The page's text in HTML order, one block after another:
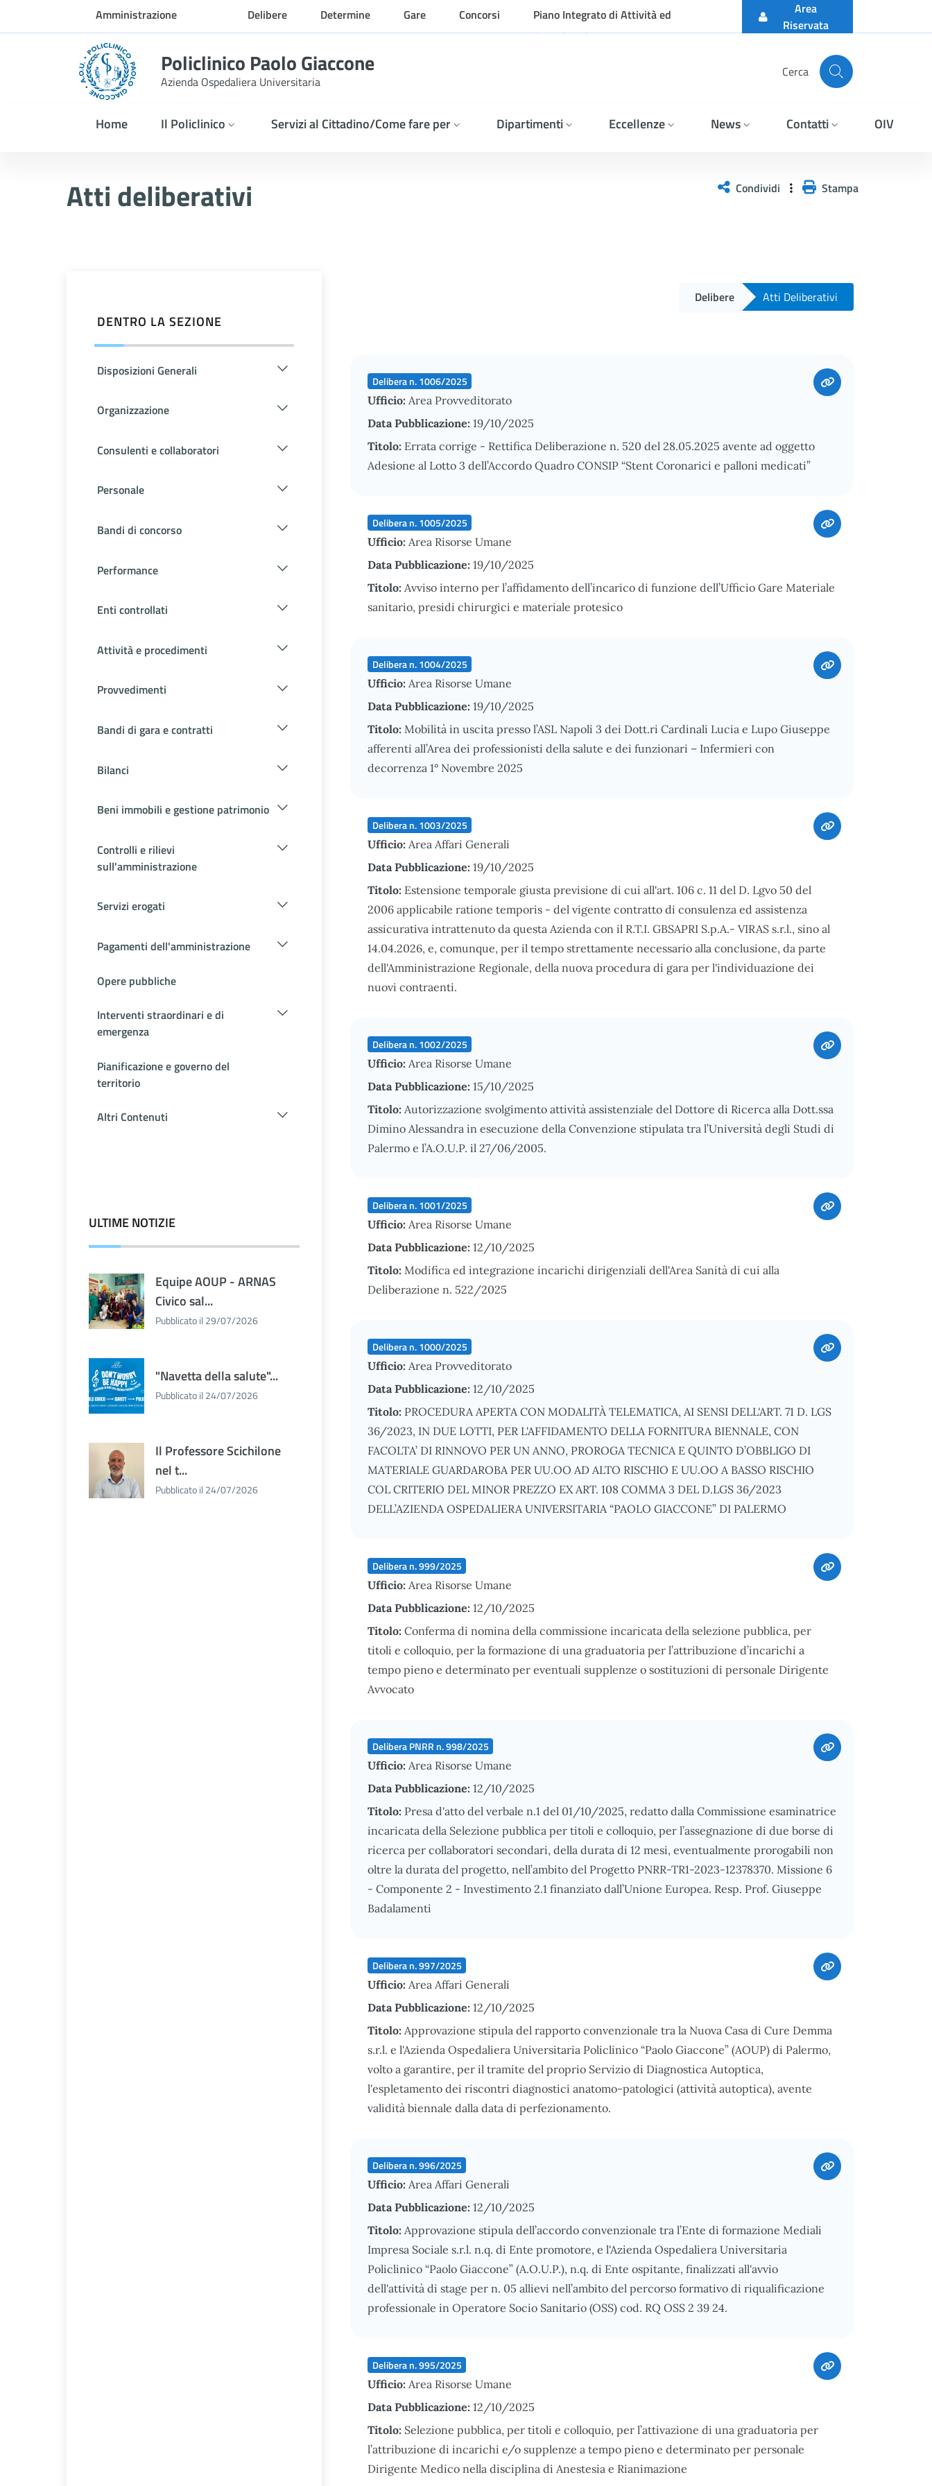
Skip to Main ContentAmministrazione
trasparente
Delibere Determine Gare Concorsi
Piano Integrato di Attività ed
Organizzazione
Area
Riservata
Policlinico Paolo Giaccone
Azienda Ospedaliera Universitaria
Cerca
Home Il Policlinico Servizi al Cittadino/Come fare per Dipartimenti Eccellenze News Contatti OIV
Atti deliberativi Condividi Stampa
DENTRO LA SEZIONE
Disposizioni Generali
Organizzazione
Consulenti e collaboratori
Personale
Bandi di concorso
Performance
Enti controllati
Attività e procedimenti
Provvedimenti
Bandi di gara e contratti
Bilanci
Beni immobili e gestione patrimonio
Controlli e rilievi
sull'amministrazione
Servizi erogati
Pagamenti dell'amministrazione
Opere pubbliche
Interventi straordinari e di
emergenza
Pianificazione e governo del
territorio
Altri Contenuti
ULTIME NOTIZIE
Equipe AOUP - ARNAS
Civico sal...
Pubblicato il 29/07/2026
"Navetta della salute"...
Pubblicato il 24/07/2026
Il Professore Scichilone
nel t...
Pubblicato il 24/07/2026
Delibere Atti Deliberativi
Delibera n. 1006/2025
Ufficio: Area Provveditorato
Data Pubblicazione: 19/10/2025
Titolo: Errata corrige - Rettifica Deliberazione n. 520 del 28.05.2025 avente ad oggetto
Adesione al Lotto 3 dell’Accordo Quadro CONSIP “Stent Coronarici e palloni medicati”
Delibera n. 1005/2025
Ufficio: Area Risorse Umane
Data Pubblicazione: 19/10/2025
Titolo: Avviso interno per l’affidamento dell’incarico di funzione dell’Ufficio Gare Materiale
sanitario, presidi chirurgici e materiale protesico
Delibera n. 1004/2025
Ufficio: Area Risorse Umane
Data Pubblicazione: 19/10/2025
Titolo: Mobilità in uscita presso l’ASL Napoli 3 dei Dott.ri Cardinali Lucia e Lupo Giuseppe
afferenti all’Area dei professionisti della salute e dei funzionari – Infermieri con
decorrenza 1° Novembre 2025
Delibera n. 1003/2025
Ufficio: Area Affari Generali
Data Pubblicazione: 19/10/2025
Titolo: Estensione temporale giusta previsione di cui all'art. 106 c. 11 del D. Lgvo 50 del
2006 applicabile ratione temporis - del vigente contratto di consulenza ed assistenza
assicurativa intrattenuto da questa Azienda con il R.T.I. GBSAPRI S.p.A.- VIRAS s.r.l., sino al
14.04.2026, e, comunque, per il tempo strettamente necessario alla conclusione, da parte
dell'Amministrazione Regionale, della nuova procedura di gara per l'individuazione dei
nuovi contraenti.
Delibera n. 1002/2025
Ufficio: Area Risorse Umane
Data Pubblicazione: 15/10/2025
Titolo: Autorizzazione svolgimento attività assistenziale del Dottore di Ricerca alla Dott.ssa
Dimino Alessandra in esecuzione della Convenzione stipulata tra l’Università degli Studi di
Palermo e l’A.O.U.P. il 27/06/2005.
Delibera n. 1001/2025
Ufficio: Area Risorse Umane
Data Pubblicazione: 12/10/2025
Titolo: Modifica ed integrazione incarichi dirigenziali dell'Area Sanità di cui alla
Deliberazione n. 522/2025
Delibera n. 1000/2025
Ufficio: Area Provveditorato
Data Pubblicazione: 12/10/2025
Titolo: PROCEDURA APERTA CON MODALITÀ TELEMATICA, AI SENSI DELL'ART. 71 D. LGS
36/2023, IN DUE LOTTI, PER L'AFFIDAMENTO DELLA FORNITURA BIENNALE, CON
FACOLTA’ DI RINNOVO PER UN ANNO, PROROGA TECNICA E QUINTO D’OBBLIGO DI
MATERIALE GUARDAROBA PER UU.OO AD ALTO RISCHIO E UU.OO A BASSO RISCHIO
COL CRITERIO DEL MINOR PREZZO EX ART. 108 COMMA 3 DEL D.LGS 36/2023
DELL’AZIENDA OSPEDALIERA UNIVERSITARIA “PAOLO GIACCONE” DI PALERMO
Delibera n. 999/2025
Ufficio: Area Risorse Umane
Data Pubblicazione: 12/10/2025
Titolo: Conferma di nomina della commissione incaricata della selezione pubblica, per
titoli e colloquio, per la formazione di una graduatoria per l’attribuzione d’incarichi a
tempo pieno e determinato per eventuali supplenze o sostituzioni di personale Dirigente
Avvocato
Delibera PNRR n. 998/2025
Ufficio: Area Risorse Umane
Data Pubblicazione: 12/10/2025
Titolo: Presa d'atto del verbale n.1 del 01/10/2025, redatto dalla Commissione esaminatrice
incaricata della Selezione pubblica per titoli e colloquio, per l’assegnazione di due borse di
ricerca per collaboratori secondari, della durata di 12 mesi, eventualmente prorogabili non
oltre la durata del progetto, nell’ambito del Progetto PNRR-TR1-2023-12378370. Missione 6
- Componente 2 - Investimento 2.1 finanziato dall’Unione Europea. Resp. Prof. Giuseppe
Badalamenti
Delibera n. 997/2025
Ufficio: Area Affari Generali
Data Pubblicazione: 12/10/2025
Titolo: Approvazione stipula del rapporto convenzionale tra la Nuova Casa di Cure Demma
s.r.l. e l'Azienda Ospedaliera Universitaria Policlinico “Paolo Giaccone” (AOUP) di Palermo,
volto a garantire, per il tramite del proprio Servizio di Diagnostica Autoptica,
l'espletamento dei riscontri diagnostici anatomo-patologici (attività autoptica), avente
validità biennale dalla data di perfezionamento.
Delibera n. 996/2025
Ufficio: Area Affari Generali
Data Pubblicazione: 12/10/2025
Titolo: Approvazione stipula dell’accordo convenzionale tra l’Ente di formazione Mediali
Impresa Sociale s.r.l. n.q. di Ente promotore, e l'Azienda Ospedaliera Universitaria
Policlinico “Paolo Giaccone” (A.O.U.P.), n.q. di Ente ospitante, finalizzati all'avvio
dell'attività di stage per n. 05 allievi nell’ambito del percorso formativo di riqualificazione
professionale in Operatore Socio Sanitario (OSS) cod. RQ OSS 2 39 24.
Delibera n. 995/2025
Ufficio: Area Risorse Umane
Data Pubblicazione: 12/10/2025
Titolo: Selezione pubblica, per titoli e colloquio, per l’attivazione di una graduatoria per
l’attribuzione di incarichi e/o supplenze a tempo pieno e determinato per personale
Dirigente Medico nella disciplina di Anestesia e Rianimazione